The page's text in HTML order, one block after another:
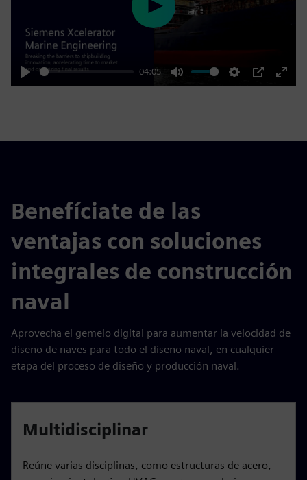
Play
04:05
Mute Settings
PIP
Enter
Play
Benefíciate de las
ventajas con soluciones
integrales de construcción
naval
Aprovecha el gemelo digital para aumentar la velocidad de
diseño de naves para todo el diseño naval, en cualquier
etapa del proceso de diseño y producción naval.
Multidisciplinar
Reúne varias disciplinas, como estructuras de acero,